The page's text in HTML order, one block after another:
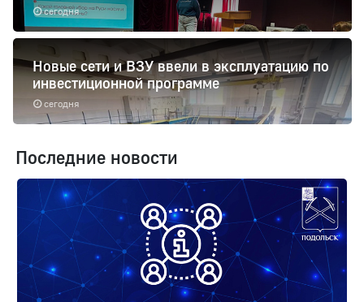
сегодня
сегодня
Новые сети и ВЗУ ввели в эксплуатацию по
инвестиционной программе
Последние новости